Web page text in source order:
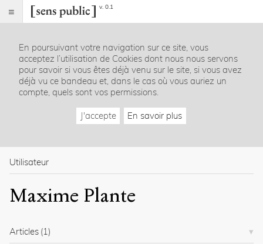
v. 0.1
Index
Rubriques
Essais
La
revue
Présentation
Publier
En poursuivant votre navigation sur ce site, vous
acceptez l’utilisation de Cookies dont nous nous servons
pour savoir si vous êtes déjà venu sur le site, si vous avez
déjà vu ce bandeau et, dans le cas où vous auriez un
compte, quels sont vos permissions.
J'accepte En savoir plus
Utilisateur
Maxime Plante
Articles (1)